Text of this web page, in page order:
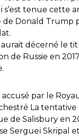
s’est tenue cette
de Donald Trump
décerné le
de Russie en
par le
La tentative
de Salisbury en
Sergueï Skripal